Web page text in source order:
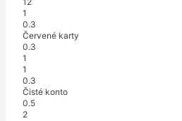
1
0.3
Červené karty
0.3
1
1
0.3
Čisté konto
0.5
2